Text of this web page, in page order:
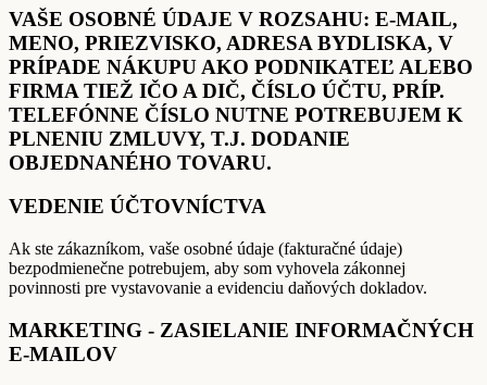
VAŠE OSOBNÉ ÚDAJE V ROZSAHU: E-MAIL,
MENO, PRIEZVISKO, ADRESA BYDLISKA, V
PRÍPADE NÁKUPU AKO PODNIKATEĽ ALEBO
FIRMA TIEŽ IČO A DIČ, ČÍSLO ÚČTU, PRÍP.
TELEFÓNNE ČÍSLO NUTNE POTREBUJEM K
PLNENIU ZMLUVY, T.J. DODANIE
OBJEDNANÉHO TOVARU.
VEDENIE ÚČTOVNÍCTVA
Ak ste zákazníkom, vaše osobné údaje (fakturačné údaje)
bezpodmienečne potrebujem, aby som vyhovela zákonnej
povinnosti pre vystavovanie a evidenciu daňových dokladov.
MARKETING - ZASIELANIE INFORMAČNÝCH
E-MAILOV